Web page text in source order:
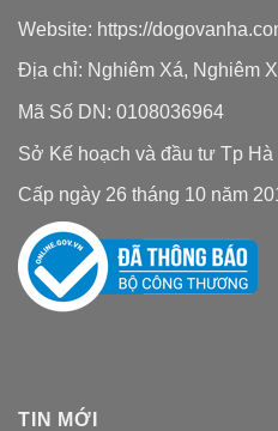
Website: https://
Địa chỉ: Nghiêm Xá, Nghiêm
Mã Số DN: 0108036964
Sở Kế hoạch và đầu tư Tp Hà
Cấp ngày 26 tháng 10 năm
TIN MỚI